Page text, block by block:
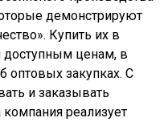
демонстрируют
Купить их в
ценам, в
оптовых закупках. С
и заказывать
реализует